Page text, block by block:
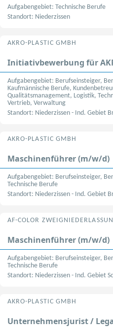
Aufgabengebiet: Technische Berufe
Standort: Niederzissen
AKRO-PLASTIC GMBH
Initiativbewerbung für
Aufgabengebiet: Berufseinsteiger,
Kaufmännische Berufe,
Qualitätsmanagement, Logistik,
Vertrieb, Verwaltung
Standort: Niederzissen - Ind. Gebiet
AKRO-PLASTIC GMBH
Maschinenführer (m/w/d)
Aufgabengebiet: Berufseinsteiger,
Technische Berufe
Standort: Niederzissen - Ind. Gebiet
AF-COLOR
Maschinenführer (m/w/d)
Aufgabengebiet: Berufseinsteiger,
Technische Berufe
Standort: Niederzissen - Ind. Gebiet
AKRO-PLASTIC GMBH
Unternehmensjurist /